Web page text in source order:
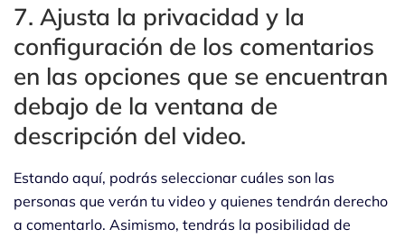
7. Ajusta la privacidad y la
configuración de los comentarios
en las opciones que se encuentran
debajo de la ventana de
descripción del video.
Estando aquí, podrás seleccionar cuáles son las
personas que verán tu video y quienes tendrán derecho
a comentarlo. Asimismo, tendrás la posibilidad de